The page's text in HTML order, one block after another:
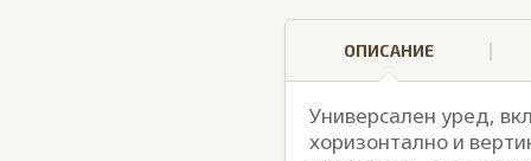
ОПИСАНИЕ
Универсален уред,
хоризонтално и